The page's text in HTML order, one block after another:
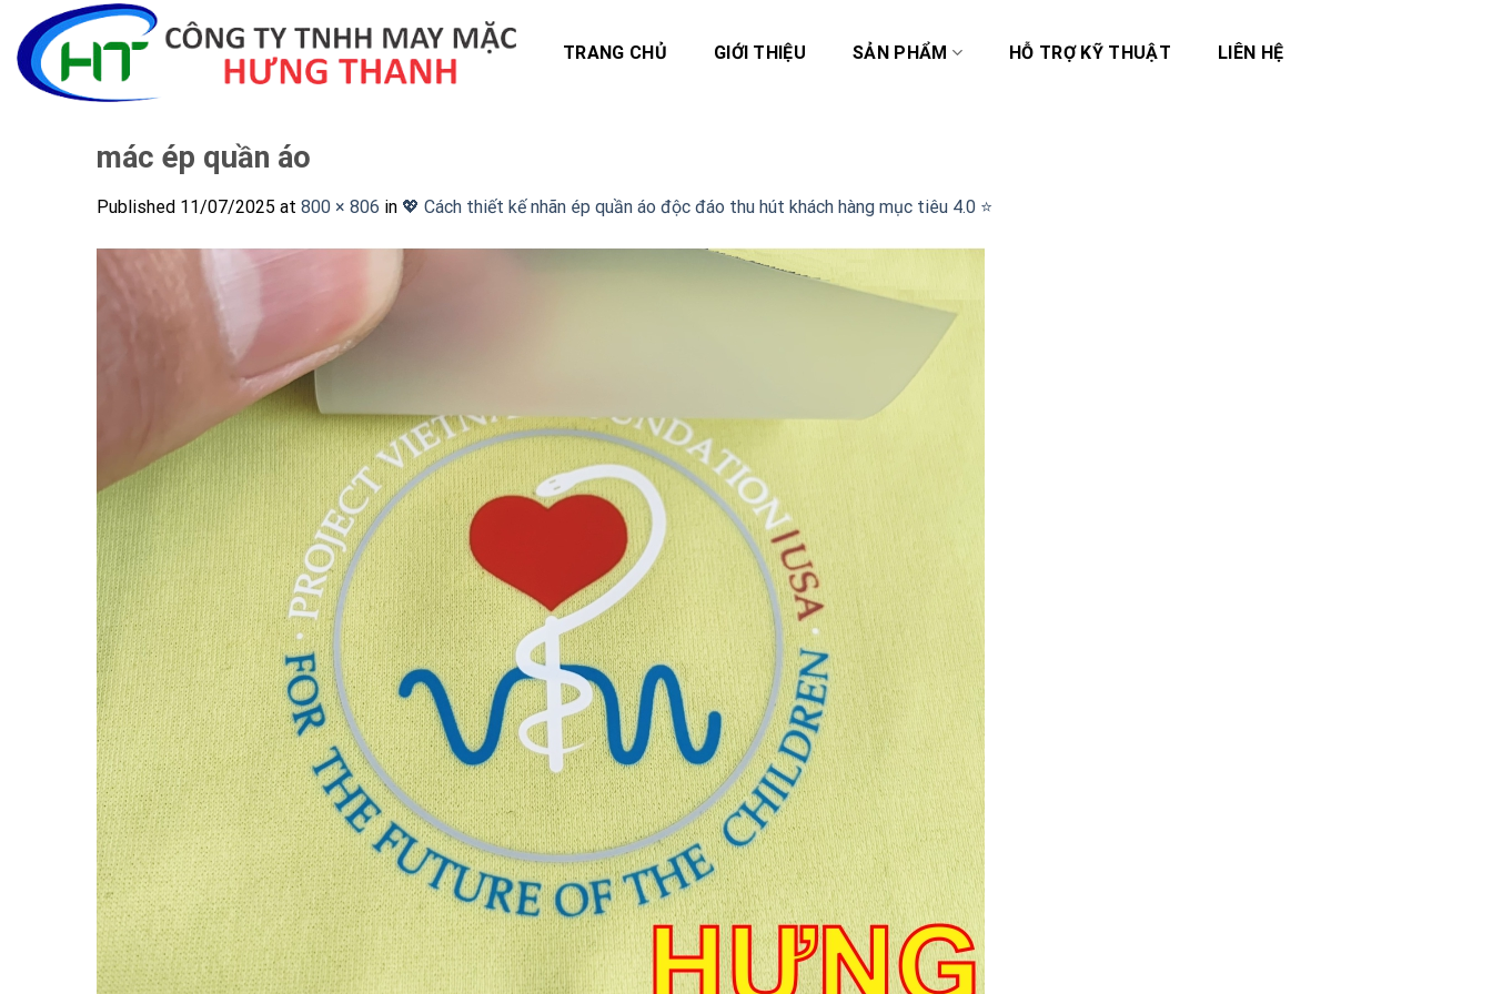
content
TRANG CHỦ GIỚI THIỆU SẢN PHẨM HỖ TRỢ KỸ THUẬT LIÊN HỆ
mác ép quần áo
Published 11/07/2025 at 800 × 806 in 💖 Cách thiết kế nhãn ép quần áo độc đáo thu hút khách hàng mục tiêu 4.0 ⭐️